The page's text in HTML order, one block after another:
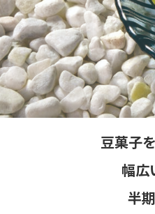
豆菓子
幅広
半